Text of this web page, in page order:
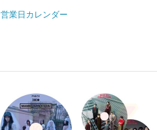
営業日カレンダー